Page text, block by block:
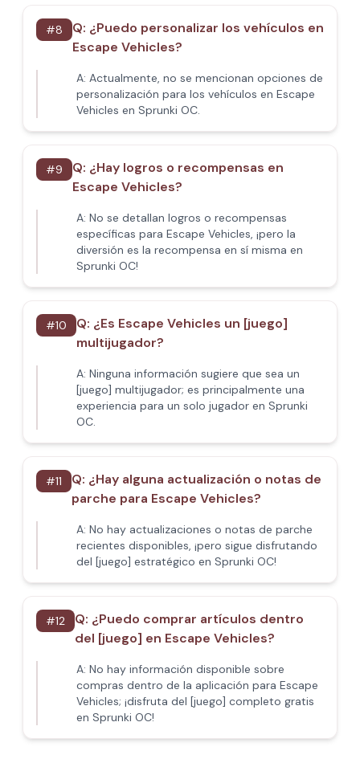
#8 Q: ¿Puedo personalizar los vehículos en
Escape Vehicles?
A: Actualmente, no se mencionan opciones de
personalización para los vehículos en Escape
Vehicles en Sprunki OC.
#9 Q: ¿Hay logros o recompensas en
Escape Vehicles?
A: No se detallan logros o recompensas
específicas para Escape Vehicles, ¡pero la
diversión es la recompensa en sí misma en
Sprunki OC!
#10 Q: ¿Es Escape Vehicles un [juego]
multijugador?
A: Ninguna información sugiere que sea un
[juego] multijugador; es principalmente una
experiencia para un solo jugador en Sprunki
OC.
#11 Q: ¿Hay alguna actualización o notas de
parche para Escape Vehicles?
A: No hay actualizaciones o notas de parche
recientes disponibles, ¡pero sigue disfrutando
del [juego] estratégico en Sprunki OC!
#12 Q: ¿Puedo comprar artículos dentro
del [juego] en Escape Vehicles?
A: No hay información disponible sobre
compras dentro de la aplicación para Escape
Vehicles; ¡disfruta del [juego] completo gratis
en Sprunki OC!